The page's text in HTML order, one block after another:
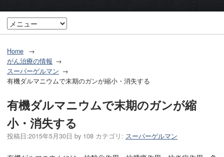
Home
がん治療の情報
スーパーゲルマン
有機ダルマニウムで末期のガンが縮小・消失する
有機ダルマニウムで末期のガンが縮
小・消失する
投稿日:2015年5月30日 by 108 カテゴリ: スーパーゲルマン